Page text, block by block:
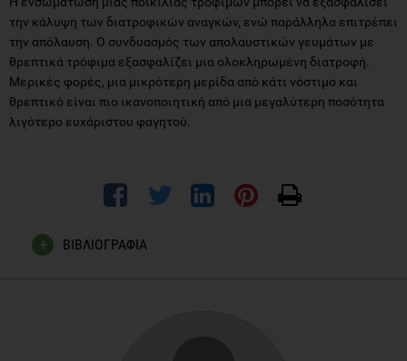
την κάλυψη των διατροφικών αναγκών, ενώ παράλληλα επιτρέπει
την απόλαυση. Ο συνδυασμός των απολαυστικών γευμάτων με
θρεπτικά τρόφιμα εξασφαλίζει μια ολοκληρωμένη διατροφή.
Μερικές φορές, μια μικρότερη μερίδα από κάτι νόστιμο και
θρεπτικό είναι πιο ικανοποιητική από μια μεγαλύτερη ποσότητα
λιγότερο ευχάριστου φαγητού.
ΒΙΒΛΙΟΓΡΑΦΙΑ